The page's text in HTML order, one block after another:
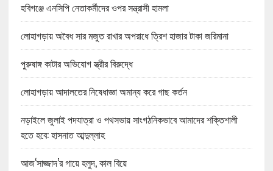
হবিগঞ্জে এনসিপি নেতাকর্মীদের ওপর সন্ত্রাসী হামলা
লোহাগড়ায় অবৈধ সার মজুত রাখার অপরাধে ত্রিশ হাজার টাকা জরিমানা
পুরুষাঙ্গ কাটার অভিযোগ স্ত্রীর বিরুদ্ধে
লোহাগড়ায় আদালতের নিষেধাজ্ঞা অমান্য করে গাছ কর্তন
নড়াইলে জুলাই পদযাত্রা ও পথসভায় সাংগঠনিকভাবে আমাদের শক্তিশালী
হতে হবে: হাসনাত আব্দুল্লাহ
আজ‘সাজ্জাদ’র গায়ে হলুদ, কাল বিয়ে